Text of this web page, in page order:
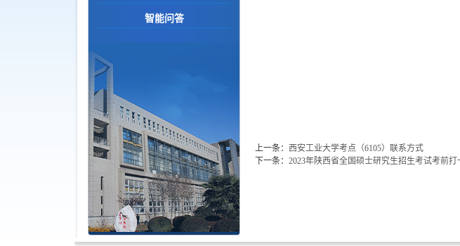
智能问答
上一条： 西安工业大学考点（6105）联系方式
下一条： 2023年陕西省全国硕士研究生招生考试考前打